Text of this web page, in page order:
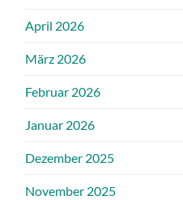
April 2026
März 2026
Februar 2026
Januar 2026
Dezember 2025
November 2025